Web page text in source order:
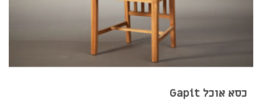
כסא אוכל Gapit